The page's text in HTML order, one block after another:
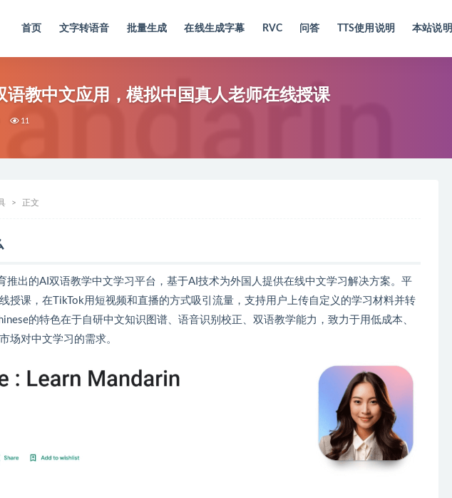
首页 文字转语音 批量生成 在线生成字幕 RVC 问答 TTS使用说明 本站说明
语教中文应用，模拟中国真人老师在线授课
11
正文
推出的AI双语教学中文学习平台，基于AI技术为外国人提供在线中文学习解决方案。平
授课，在TikTok用短视频和直播的方式吸引流量，支持用户上传自定义的学习材料并转
的特色在于自研中文知识图谱、语音识别校正、双语教学能力，致力于用低成本、
场对中文学习的需求。